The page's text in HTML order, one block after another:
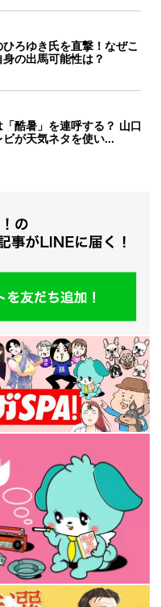
ひろゆき氏を直撃！なぜこ
の出馬可能性は？
酷暑」を連呼する？ 山口
が天気ネタを使い...